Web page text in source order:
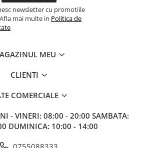
newsletter cu promotiile
mai multe in Politica de
MEU
CLIENTI
COMERCIALE
- VINERI: 08:00 - 20:00 SAMBATA:
DUMINICA: 10:00 - 14:00